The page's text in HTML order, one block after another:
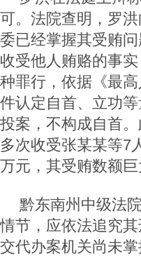
可。法院查明，罗
委已经掌握其受贿
收受他人贿赂的事
种罪行，依据《最
件认定自首、立功
投案，不构成自首
多次收受张某某等7
万元，其受贿数额
黔东南州中级法
情节，应依法追究
交代办案机关尚未